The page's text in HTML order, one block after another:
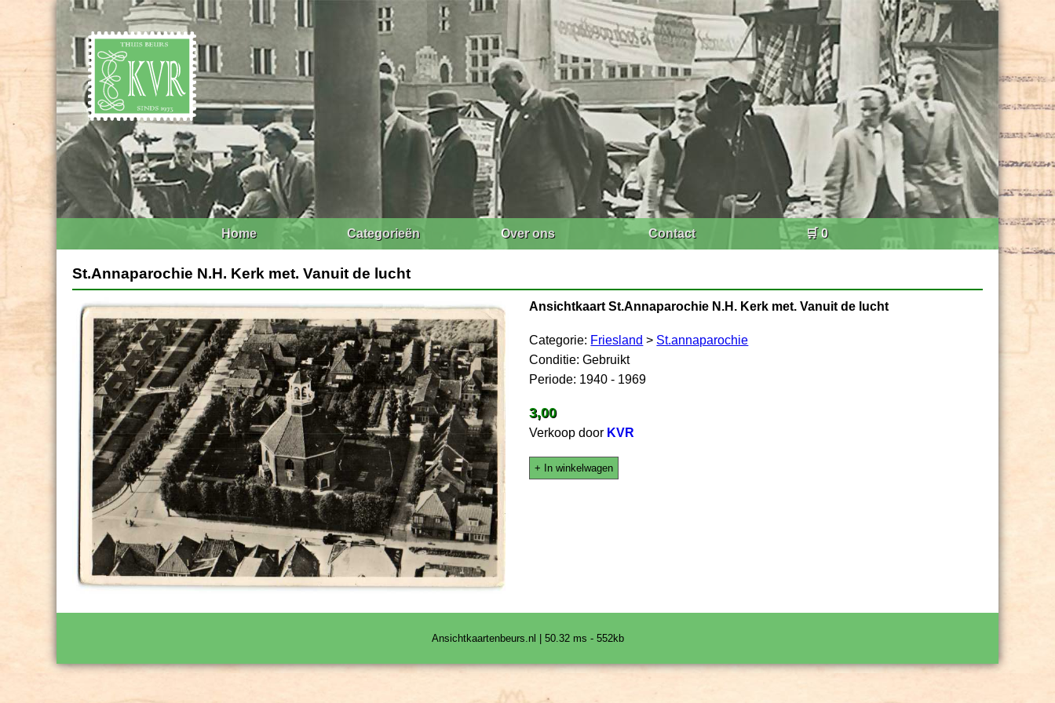
Home Categorieën Over ons Contact 🛒 0
St.Annaparochie N.H. Kerk met. Vanuit de lucht
Ansichtkaart St.Annaparochie N.H. Kerk met. Vanuit de lucht
Categorie: Friesland > St.annaparochie
Conditie: Gebruikt
Periode: 1940 - 1969
3,00
Verkoop door KVR
+ In winkelwagen
Ansichtkaartenbeurs.nl | 50.32 ms - 552kb